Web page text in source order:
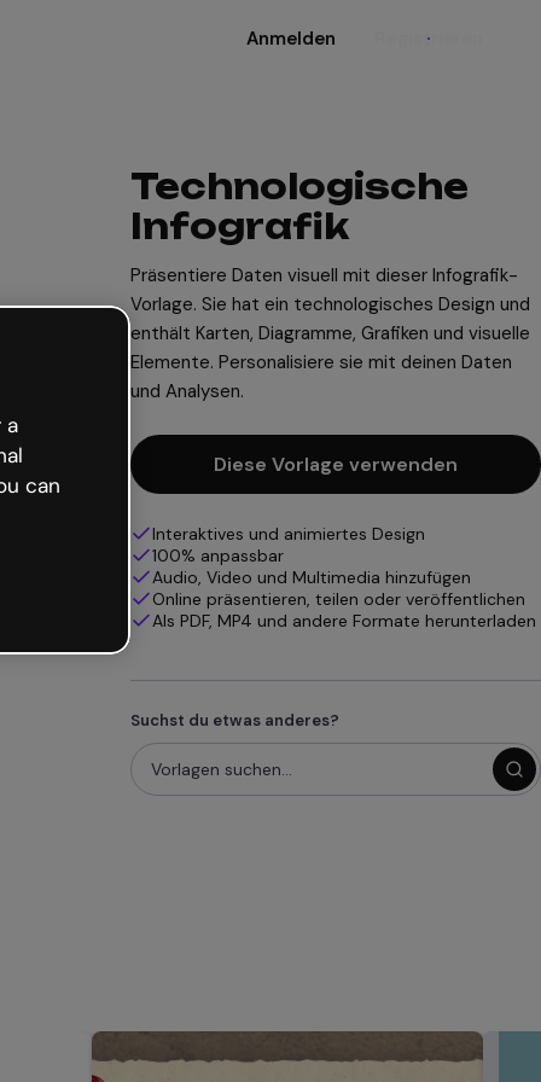
Anmelden Registrieren
Technologische
Infografik
Präsentiere Daten visuell mit dieser Infografik-
Vorlage. Sie hat ein technologisches Design und
enthält Karten, Diagramme, Grafiken und visuelle
Elemente. Personalisiere sie mit deinen Daten
und Analysen.
Diese Vorlage verwenden
Interaktives und animiertes Design
100% anpassbar
Audio, Video und Multimedia hinzufügen
Online präsentieren, teilen oder veröffentlichen
Als PDF, MP4 und andere Formate herunterladen
Suchst du etwas anderes?
a
can